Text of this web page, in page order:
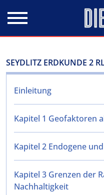
SEYDLITZ ERDKUNDE 2
Einleitung
Kapitel 1 Geofaktoren
Kapitel 2 Endogene
Kapitel 3 Grenzen der
Nachhaltigkeit